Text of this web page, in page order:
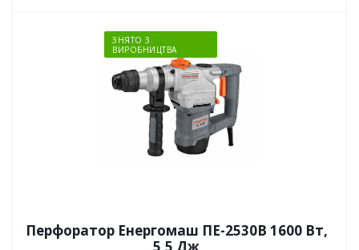
ЗНЯТО З
ВИРОБНИЦТВА
Перфоратор Енергомаш ПЕ-2530В 1600 Вт,